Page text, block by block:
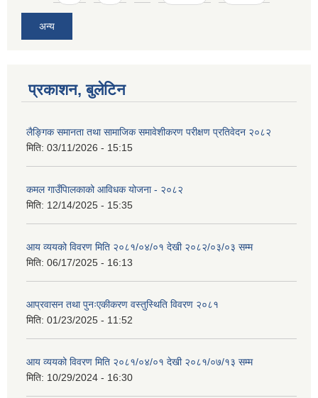
अन्य
प्रकाशन, बुलेटिन
लैङ्गिक समानता तथा सामाजिक समावेशीकरण परीक्षण प्रतिवेदन २०८२
मिति: 03/11/2026 - 15:15
कमल गाउँपािलकाको आविधक योजना - २०८२
मिति: 12/14/2025 - 15:35
आय व्ययको विवरण मिति २०८१/०४/०१ देखी २०८२/०३/०३ सम्म
मिति: 06/17/2025 - 16:13
आप्रवासन तथा पुनःएकीकरण वस्तुस्थिति विवरण २०८१
मिति: 01/23/2025 - 11:52
आय व्ययको विवरण मिति २०८१/०४/०१ देखी २०८१/०७/१३ सम्म
मिति: 10/29/2024 - 16:30